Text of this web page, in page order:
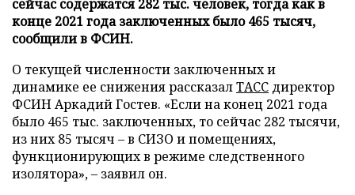
сейчас содержатся 282 тыс. человек, тогда как в
конце 2021 года заключенных было 465 тысяч,
сообщили в ФСИН.
О текущей численности заключенных и
динамике ее снижения рассказалТАСС директор
ФСИН Аркадий Гостев. «Если на конец 2021 года
было 465 тыс. заключенных, то сейчас 282 тысячи,
из них 85 тысяч – в СИЗО и помещениях,
функционирующих в режиме следственного
изолятора», – заявил он.